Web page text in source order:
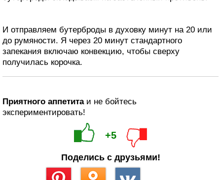
И отправляем бутерброды в духовку минут на 20 или
до румяности. Я через 20 минут стандартного
запекания включаю конвекцию, чтобы сверху
получилась корочка.
Приятного аппетитаи не бойтесь
экспериментировать!
+5
Поделись с друзьями!